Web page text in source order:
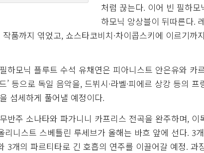
처럼 끊는다. 이어 빈 필하
하모닉 앙상블이 뒤따른다.
품까지 엮었고, 쇼스타코비치·차이콥스키에 이르기
하모닉 플루트 수석 유채연은 피아니스트 안은유와 카
’ 등으로 독일 음악을, 드뷔시·라벨·피에르 상캉 등의
섬세하게 풀어낼 예정이다.
반주 소나타와 파가니니 카프리스 전곡을 완주하며, 이
리니스트 스베틀린 루세브가 올해는 바흐 앞에 선다. 3
3개의 파르티타로 긴 호흡의 연주를 이끌어갈 예정. 과